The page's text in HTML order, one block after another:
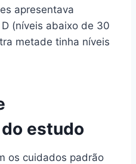
apresentava
(níveis abaixo de 30
metade tinha níveis
estudo
os cuidados padrão